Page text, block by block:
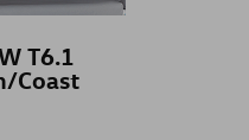
T6.1
Coast